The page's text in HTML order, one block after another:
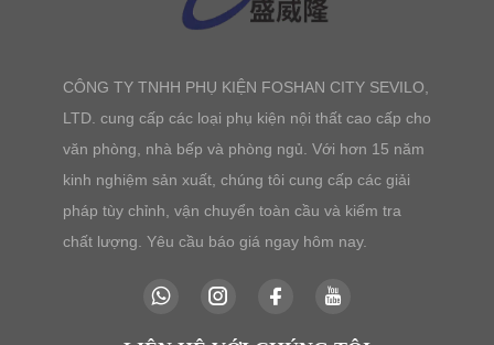
CÔNG TY TNHH PHỤ KIỆN FOSHAN CITY SEVILO,
LTD. cung cấp các loại phụ kiện nội thất cao cấp cho
văn phòng, nhà bếp và phòng ngủ. Với hơn 15 năm
kinh nghiệm sản xuất, chúng tôi cung cấp các giải
pháp tùy chỉnh, vận chuyển toàn cầu và kiểm tra
chất lượng. Yêu cầu báo giá ngay hôm nay.